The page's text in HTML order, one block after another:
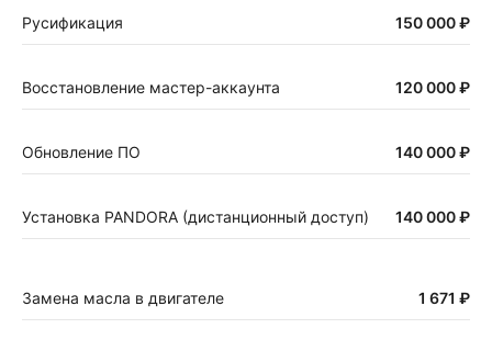
Русификация 150 000 ₽
Восстановление мастер-аккаунта 120 000 ₽
Обновление ПО 140 000 ₽
Установка PANDORA (дистанционный доступ) 140 000 ₽
Замена масла в двигателе 1 671 ₽